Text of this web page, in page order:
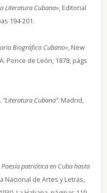
Literatura Cubana», Editorial
194-201.
Biográfico Cubano», New
Ponce de León, 1878, págs
“Literatura Cubana”. Madrid,
Poesía patriótica en Cuba hasta
Nacional de Artes y Letras,